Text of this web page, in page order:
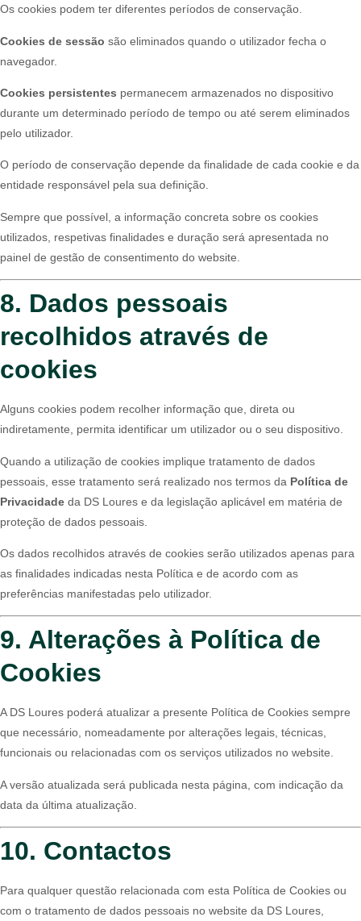
Os cookies podem ter diferentes períodos de conservação.
Cookies de sessão são eliminados quando o utilizador fecha o
navegador.
Cookies persistentes permanecem armazenados no dispositivo
durante um determinado período de tempo ou até serem eliminados
pelo utilizador.
O período de conservação depende da finalidade de cada cookie e da
entidade responsável pela sua definição.
Sempre que possível, a informação concreta sobre os cookies
utilizados, respetivas finalidades e duração será apresentada no
painel de gestão de consentimento do website.
8. Dados pessoais
recolhidos através de
cookies
Alguns cookies podem recolher informação que, direta ou
indiretamente, permita identificar um utilizador ou o seu dispositivo.
Quando a utilização de cookies implique tratamento de dados
pessoais, esse tratamento será realizado nos termos da Política de
Privacidade da DS Loures e da legislação aplicável em matéria de
proteção de dados pessoais.
Os dados recolhidos através de cookies serão utilizados apenas para
as finalidades indicadas nesta Política e de acordo com as
preferências manifestadas pelo utilizador.
9. Alterações à Política de
Cookies
A DS Loures poderá atualizar a presente Política de Cookies sempre
que necessário, nomeadamente por alterações legais, técnicas,
funcionais ou relacionadas com os serviços utilizados no website.
A versão atualizada será publicada nesta página, com indicação da
data da última atualização.
10. Contactos
Para qualquer questão relacionada com esta Política de Cookies ou
com o tratamento de dados pessoais no website da DS Loures,